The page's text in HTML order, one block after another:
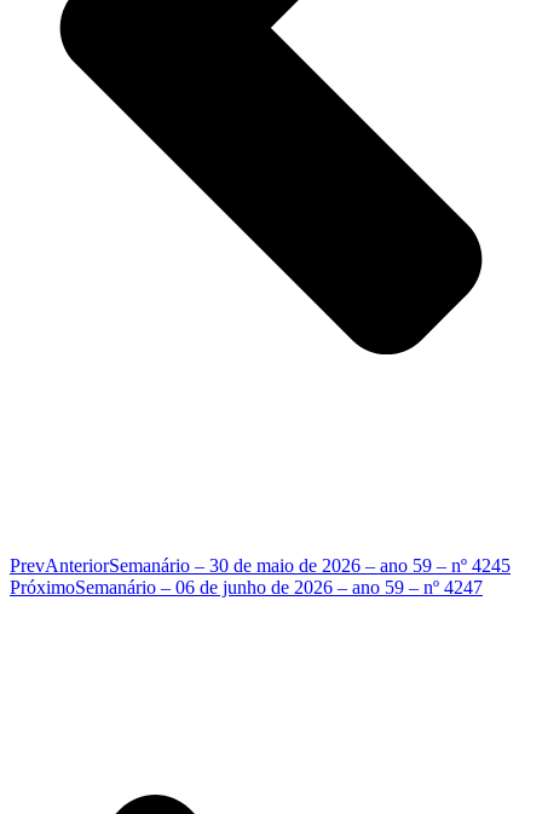
PrevAnteriorSemanário – 30 de maio de 2026 – ano 59 – nº 4245
PróximoSemanário – 06 de junho de 2026 – ano 59 – nº 4247